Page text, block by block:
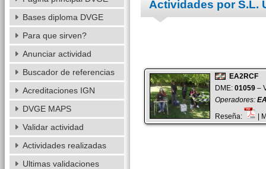
Actividades por S.L.
EA2RCF
DME: 01059–
Operadores:
Reseña:
|
Bases diploma DVGE
Para que sirven?
Anunciar actividad
Buscador de referencias
Acreditaciones IGN
DVGE MAPS
Validar actividad
Actividades realizadas
Ultimas validaciones